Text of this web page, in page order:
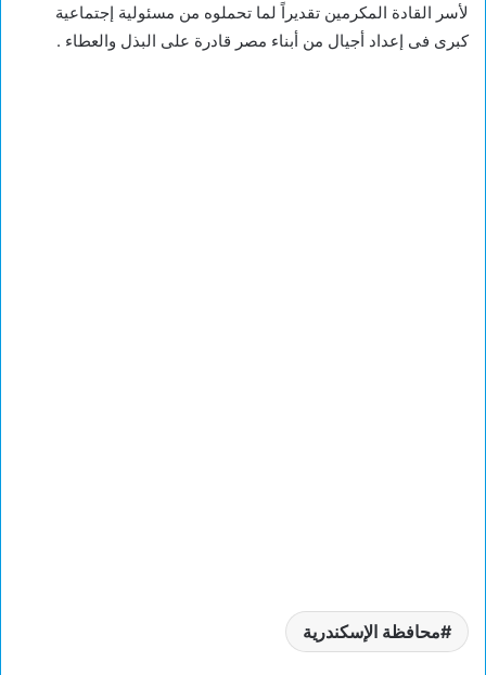
لأسر القادة المكرمين تقديراً لما تحملوه من مسئولية إجتماعية
كبرى فى إعداد أجيال من أبناء مصر قادرة على البذل والعطاء .
محافظة الإسكندرية